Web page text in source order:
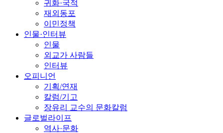
귀화·국적
재외동포
이민정책
인물·인터뷰
인물
외교가 사람들
인터뷰
오피니언
기획/연재
칼럼/기고
장유리 교수의 문화칼럼
글로벌라이프
역사·문화